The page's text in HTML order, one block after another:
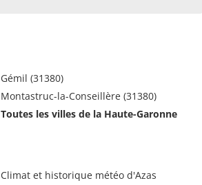
Gémil (31380)
Montastruc-la-Conseillère (31380)
Toutes les villes de la Haute-Garonne
Climat et historique météo d'Azas